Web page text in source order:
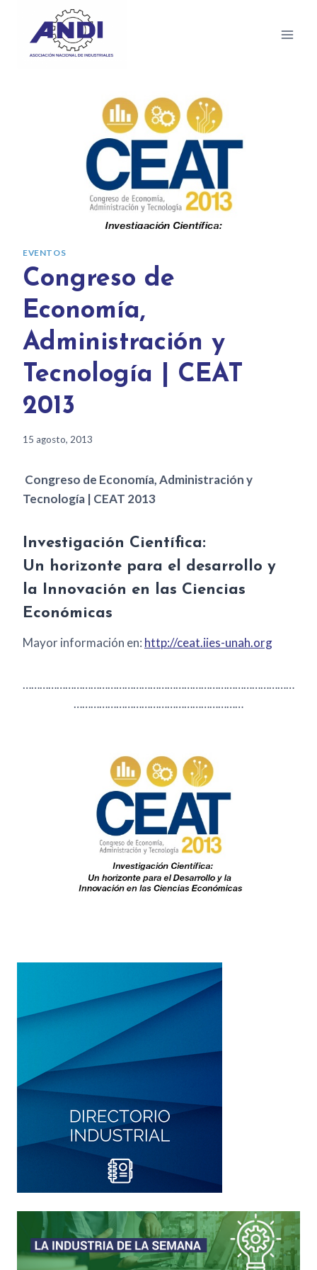
EVENTOS
Congreso de
Economía,
Administración y
Tecnología | CEAT
2013
15 agosto, 2013
Congreso de Economía, Administración y
Tecnología | CEAT 2013
Investigación Científica:
Un horizonte para el desarrollo y
la Innovación en las Ciencias
Económicas
Mayor información en: http://ceat.iies-unah.org
……………………………………………………………………………………
……………………………………………………